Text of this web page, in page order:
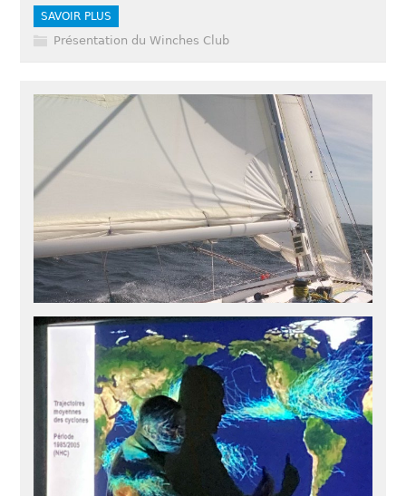
SAVOIR PLUS
Présentation du Winches Club
De l’initiation à la croisière avec le
Winches Club de Douarnenez
A Douarnenez, le Winches Club propose de la voile loisir,
sportive et de croisière, accessible à tout public. Durant
l’été, le club organisera des croisières sur Diego sous
forme de stages.